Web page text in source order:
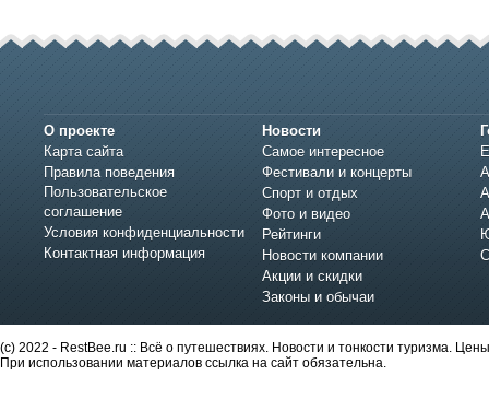
О проекте
Карта сайта
Правила поведения
Пользовательское
соглашение
Условия конфиденциальности
Контактная информация
Новости
Самое интересное
Фестивали и концерты
Спорт и отдых
Фото и видео
Рейтинги
Новости компании
Акции и скидки
Законы и обычаи
(c) 2022 - RestBee.ru :: Всё о путешествиях. Новости и тонкости туризма.
При использовании материалов ссылка на сайт обязательна.